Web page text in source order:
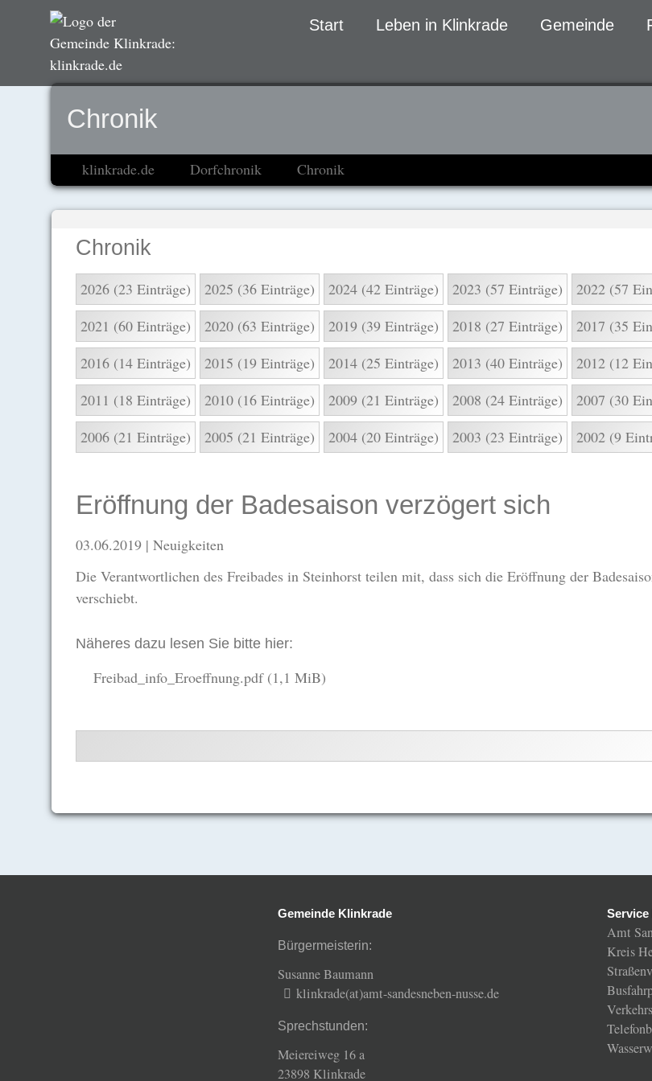
Navigation
Start Leben in Klinkrade Gemeinde
Chronik
klinkrade.de Dorfchronik Chronik
Chronik
2026 (23 Einträge) 2025 (36 Einträge) 2024 (42 Einträge) 2023 (57 Einträge)
2022 (57
2021 (60 Einträge)
2020 (63 Einträge) 2019 (39 Einträge) 2018 (27 Einträge)
2017 (35
2016 (14 Einträge)
2015 (19 Einträge) 2014 (25 Einträge) 2013 (40 Einträge)
2012 (12
2011 (18 Einträge)
2010 (16 Einträge) 2009 (21 Einträge) 2008 (24 Einträge)
2007 (30
2006 (21 Einträge)
2005 (21 Einträge) 2004 (20 Einträge) 2003 (23 Einträge) 2002 (9
Eröffnung der Badesaison verzögert sich
03.06.2019 | Neuigkeiten
Die Verantwortlichen des Freibades in Steinhorst teilen mit, dass sich die Eröffnung der
verschiebt.
Näheres dazu lesen Sie bitte hier:
Freibad_info_Eroeffnung.pdf (1,1 MiB)
Gemeinde Klinkrade
Bürgermeisterin:
Susanne Baumann
klinkrade(at)amt-sandesneben-nusse.de
Sprechstunden:
Meiereiweg 16 a
23898 Klinkrade
Service
Amt
Kreis